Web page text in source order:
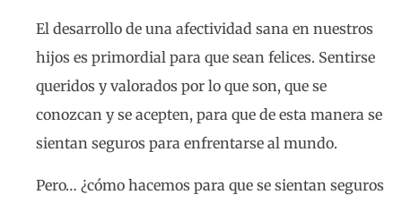
El desarrollo de una afectividad sana en nuestros
hijos es primordial para que sean felices. Sentirse
queridos y valorados por lo que son, que se
conozcan y se acepten, para que de esta manera se
sientan seguros para enfrentarse al mundo.
Pero… ¿cómo hacemos para que se sientan seguros